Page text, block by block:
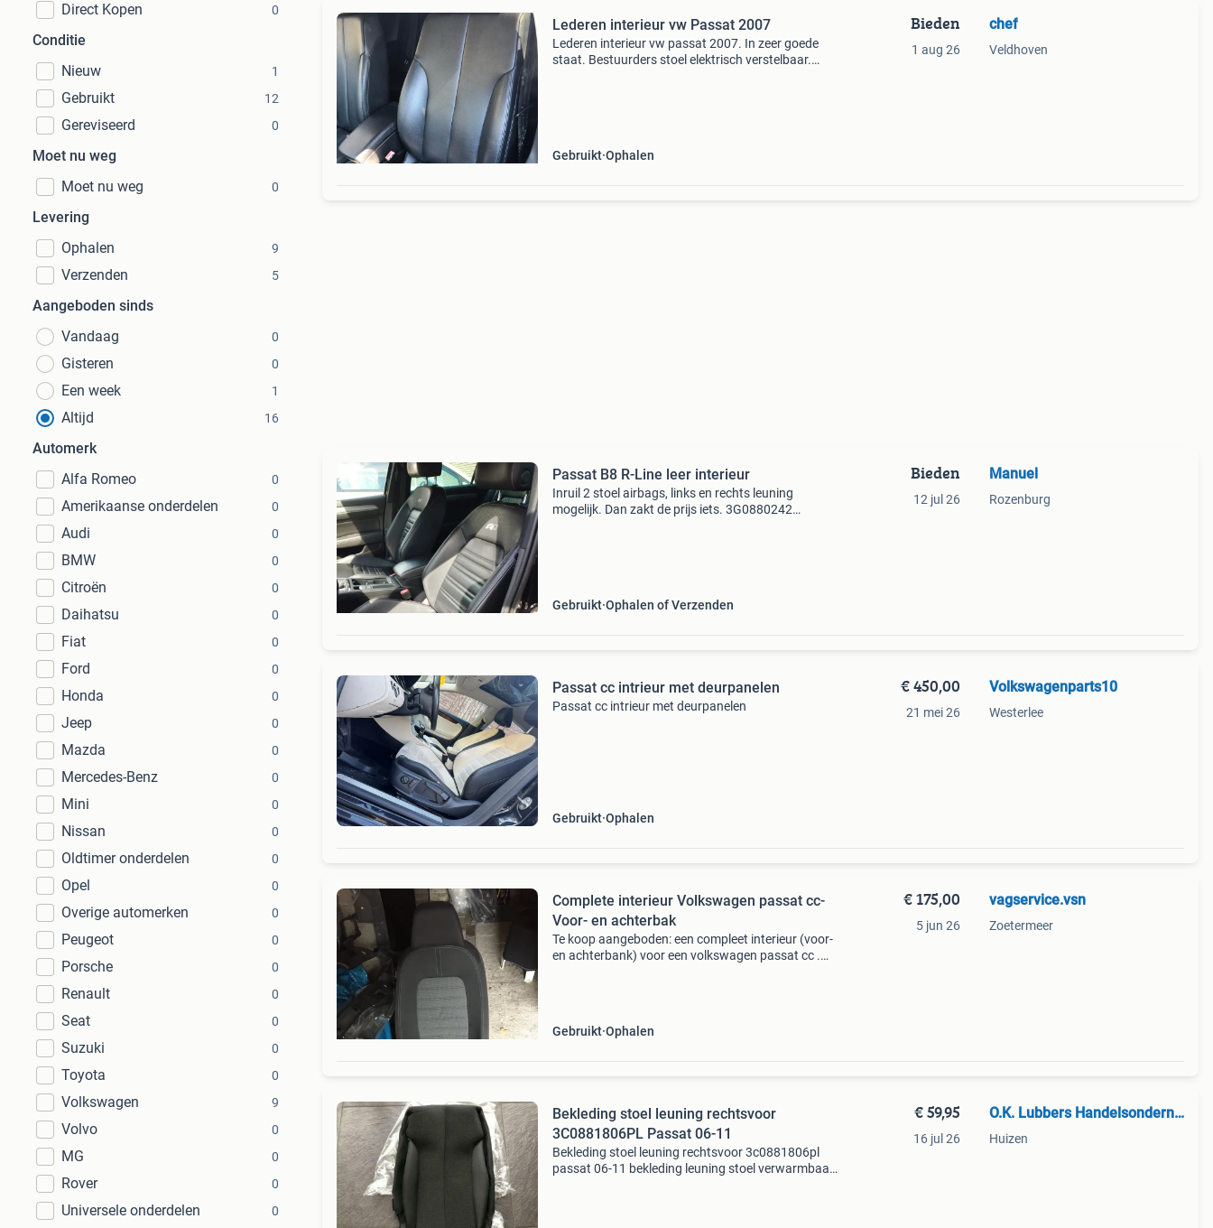
Direct Kopen
0
Conditie
Nieuw
1
Gebruikt 12
Gereviseerd 0
Moet nu weg
Moet nu weg
0
Levering
Ophalen
9
Verzenden 5
Aangeboden sinds
Vandaag
0
Gisteren 0
Een week 1
Altijd 16
Automerk
Alfa Romeo
0
Amerikaanse onderdelen 0
Audi 0
BMW 0
Citroën 0
Daihatsu 0
Fiat 0
Ford 0
Honda 0
Jeep 0
Mazda 0
Mercedes-Benz 0
Mini 0
Nissan 0
Oldtimer onderdelen 0
Opel 0
Overige automerken 0
Peugeot 0
Porsche 0
Renault 0
Seat 0
Suzuki 0
Toyota 0
Volkswagen 9
Volvo 0
MG 0
Rover 0
Universele onderdelen 0
Lederen interieur vw Passat 2007
Lederen interieur vw passat 2007. In zeer goede
staat. Bestuurders stoel elektrisch verstelbaar.
Gebruikt Ophalen
Bieden
1 aug 26
chef
Veldhoven
Passat B8 R-Line leer interieur
Inruil 2 stoel airbags, links en rechts leuning
mogelijk. Dan zakt de prijs iets. 3G0880242
Gebruikt Ophalen of Verzenden
Bieden
12 jul 26
Manuel
Rozenburg
Passat cc intrieur met deurpanelen
Passat cc intrieur met deurpanelen
Gebruikt Ophalen
€ 450,00
21 mei 26
Volkswagenparts10
Westerlee
Complete interieur Volkswagen passat cc-
Voor- en achterbak
Te koop aangeboden: een compleet interieur (voor-
en achterbank) voor een volkswagen passat cc .
Gebruikt Ophalen
€ 175,00
5 jun 26
vagservice.vsn
Zoetermeer
Bekleding stoel leuning rechtsvoor
3C0881806PL Passat 06-11
Bekleding stoel leuning rechtsvoor 3c0881806pl
passat 06-11 bekleding leuning stoel verwarmbaar
€ 59,95
16 jul 26
O.K. Lubbers Handelsonderneming
Huizen